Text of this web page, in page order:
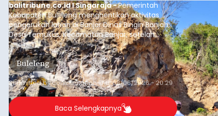
balitribune.co.id I Singaraja -Pemerintah
Kabupaten Buleleng menghentikan aktivitas
pengerukan lahan di Banjar Dinas Bingin Banjah,
Desa Temukus, Kecamatan Banjar, setelah
ditemukan indikasi kegiatan pengambilan
material yang tidak sesuai dengan peruntukan
kawasan.
Buleleng
Submitted bycontributoronThu, 08/06/2026 - 20:29
Baca Selengkapnya